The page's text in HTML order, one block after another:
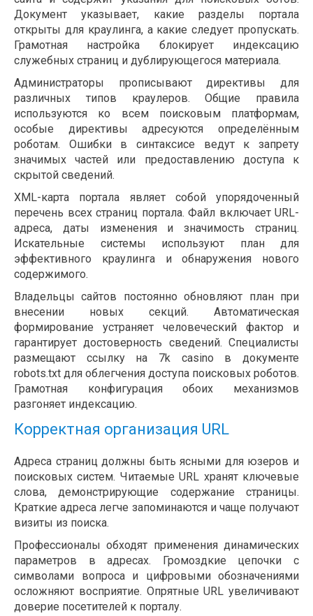
Документ указывает, какие разделы портала
открыты для краулинга, а какие следует пропускать.
Грамотная настройка блокирует индексацию
служебных страниц и дублирующегося материала.
Администраторы прописывают директивы для
различных типов краулеров. Общие правила
используются ко всем поисковым платформам,
особые директивы адресуются определённым
роботам. Ошибки в синтаксисе ведут к запрету
значимых частей или предоставлению доступа к
скрытой сведений.
XML-карта портала являет собой упорядоченный
перечень всех страниц портала. Файл включает URL-
адреса, даты изменения и значимость страниц.
Искательные системы используют план для
эффективного краулинга и обнаружения нового
содержимого.
Владельцы сайтов постоянно обновляют план при
внесении новых секций. Автоматическая
формирование устраняет человеческий фактор и
гарантирует достоверность сведений. Специалисты
размещают ссылку на 7k casino в документе
robots.txt для облегчения доступа поисковых роботов.
Грамотная конфигурация обоих механизмов
разгоняет индексацию.
Корректная организация URL
Адреса страниц должны быть ясными для юзеров и
поисковых систем. Читаемые URL хранят ключевые
слова, демонстрирующие содержание страницы.
Краткие адреса легче запоминаются и чаще получают
визиты из поиска.
Профессионалы обходят применения динамических
параметров в адресах. Громоздкие цепочки с
символами вопроса и цифровыми обозначениями
осложняют восприятие. Опрятные URL увеличивают
доверие посетителей к порталу.